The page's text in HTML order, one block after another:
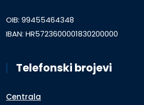
OIB: 99455464348
IBAN: HR5723600001830200000
Telefonski brojevi
Centrala